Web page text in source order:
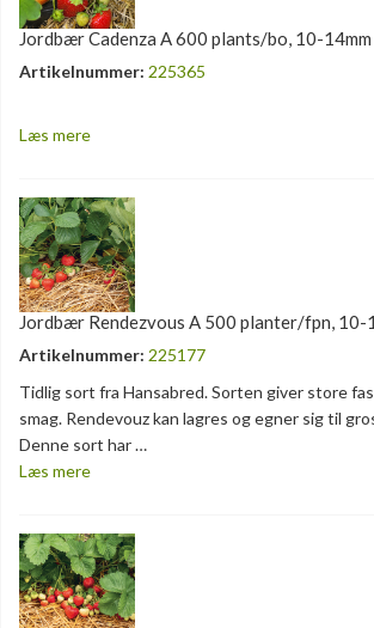
Jordbær Cadenza A 600 plants/bo, 10-14mm
Artikelnummer: 225365
Læs mere
Jordbær Rendezvous A 500 planter/fpn,
Artikelnummer: 225177
Tidlig sort fra Hansabred. Sorten giver store
smag. Rendevouz kan lagres og egner sig til
Denne sort har …
Læs mere